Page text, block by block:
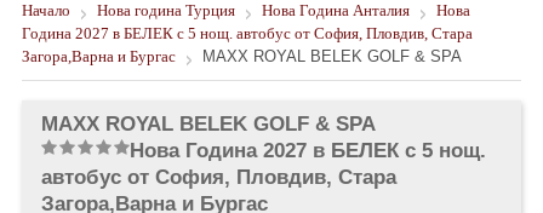
ЕКЗОТИКА
ЕКСКУРЗИИ
ОЩЕ
ЗА НАС
Начало Нова година Турция Нова Година Анталия
Нова
Година 2027 в БЕЛЕК с 5 нощ. автобус от София, Пловдив, Стара
Загора,Варна и Бургас
MAXX ROYAL BELEK GOLF & SPA
MAXX ROYAL BELEK GOLF & SPA
Нова Година 2027 в БЕЛЕК с 5 нощ.
автобус от София, Пловдив, Стара
Загора,Варна и Бургас